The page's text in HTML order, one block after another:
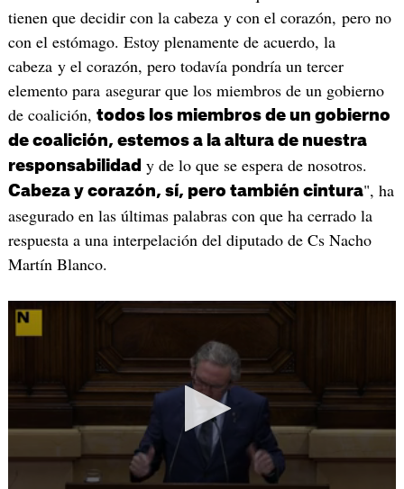
tienen que decidir con la cabeza y con el corazón, pero no
con el estómago. Estoy plenamente de acuerdo, la
cabeza y el corazón, pero todavía pondría un tercer
elemento para asegurar que los miembros de un gobierno
de coalición, todos los miembros de un gobierno
de coalición, estemos a la altura de nuestra
responsabilidad y de lo que se espera de nosotros.
Cabeza y corazón, sí, pero también cintura", ha
asegurado en las últimas palabras con que ha cerrado la
respuesta a una interpelación del diputado de Cs Nacho
Martín Blanco.